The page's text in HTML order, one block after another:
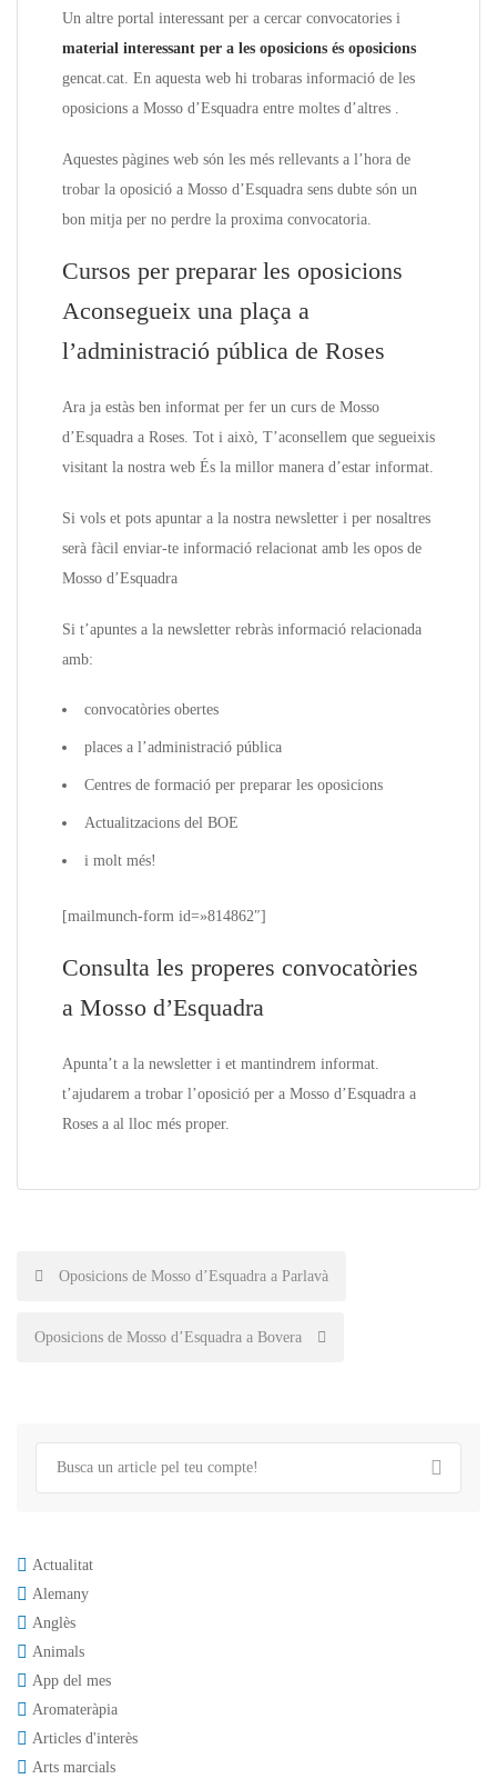
Un altre portal interessant per a cercar convocatories i
material interessant per a les oposicions és oposicions
gencat.cat. En aquesta web hi trobaras informació de les
oposicions a Mosso d’Esquadra entre moltes d’altres .
Aquestes pàgines web són les més rellevants a l’hora de
trobar la oposició a Mosso d’Esquadra sens dubte són un
bon mitja per no perdre la proxima convocatoria.
Cursos per preparar les oposicions
Aconsegueix una plaça a
l’administració pública de Roses
Ara ja estàs ben informat per fer un curs de Mosso
d’Esquadra a Roses. Tot i això, T’aconsellem que segueixis
visitant la nostra web És la millor manera d’estar informat.
Si vols et pots apuntar a la nostra newsletter i per nosaltres
serà fàcil enviar-te informació relacionat amb les opos de
Mosso d’Esquadra
Si t’apuntes a la newsletter rebràs informació relacionada
amb:
convocatòries obertes
places a l’administració pública
Centres de formació per preparar les oposicions
Actualitzacions del BOE
i molt més!
[mailmunch-form id=»814862″]
Consulta les properes convocatòries
a Mosso d’Esquadra
Apunta’t a la newsletter i et mantindrem informat.
t’ajudarem a trobar l’oposició per a Mosso d’Esquadra a
Roses a al lloc més proper.
Post
navigation
Oposicions de Mosso d’Esquadra a Parlavà
Oposicions de Mosso d’Esquadra a Bovera
Actualitat
Alemany
Anglès
Animals
App del mes
Aromateràpia
Articles d'interès
Arts marcials